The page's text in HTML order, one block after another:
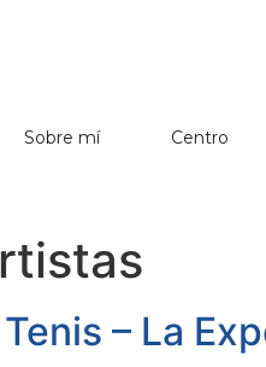
Sobre mí Centro
– La